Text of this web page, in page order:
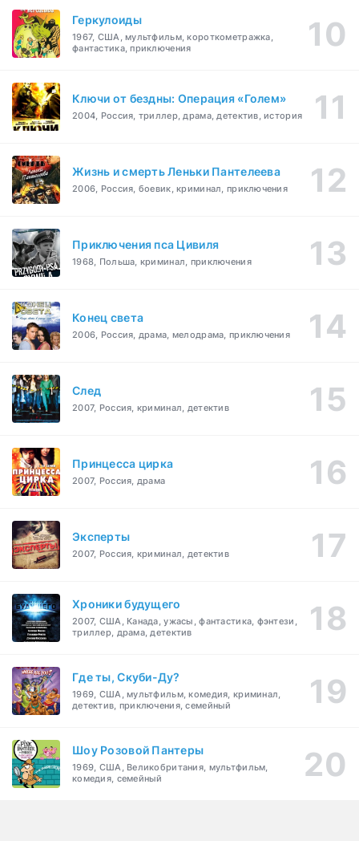
Геркулоиды
1967, США, мультфильм, короткометражка,
фантастика, приключения
Ключи от бездны: Операция «Голем»
2004, Россия, триллер, драма, детектив, история
Жизнь и смерть Леньки Пантелеева
2006, Россия, боевик, криминал, приключения
Приключения пса Цивиля
1968, Польша, криминал, приключения
Конец света
2006, Россия, драма, мелодрама, приключения
След
2007, Россия, криминал, детектив
Принцесса цирка
2007, Россия, драма
Эксперты
2007, Россия, криминал, детектив
Хроники будущего
2007, США, Канада, ужасы, фантастика, фэнтези,
триллер, драма, детектив
Где ты, Скуби-Ду?
1969, США, мультфильм, комедия, криминал,
детектив, приключения, семейный
Шоу Розовой Пантеры
1969, США, Великобритания, мультфильм,
комедия, семейный